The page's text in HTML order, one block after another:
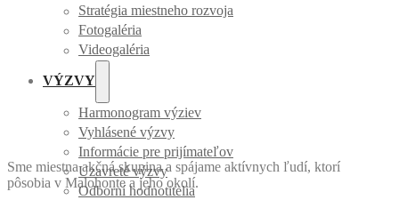
Stratégia miestneho rozvoja
Fotogaléria
Videogaléria
VÝZVY
Harmonogram výziev
Vyhlásené výzvy
Informácie pre prijímateľov
Uzavreté výzvy
Odborní hodnotitelia
Sme miestna akčná skupina a spájame aktívnych ľudí, ktorí
pôsobia v Malohonte a jeho okolí.